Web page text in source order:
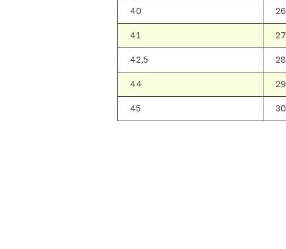
40 26
41 27
42,5 28
44 29
45 30